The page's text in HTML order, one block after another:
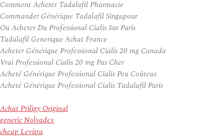
Comment Acheter Tadalafil Pharmacie
Commander Générique Tadalafil Singapour
Ou Acheter Du Professional Cialis Sur Paris
Tadalafil Generique Achat France
Acheter Générique Professional Cialis 20 mg Canada
Vrai Professional Cialis 20 mg Pas Cher
Acheté Générique Professional Cialis Peu Coûteux
Acheté Générique Professional Cialis Tadalafil Paris
Achat Priligy Original
generic Nolvadex
cheap Levitra